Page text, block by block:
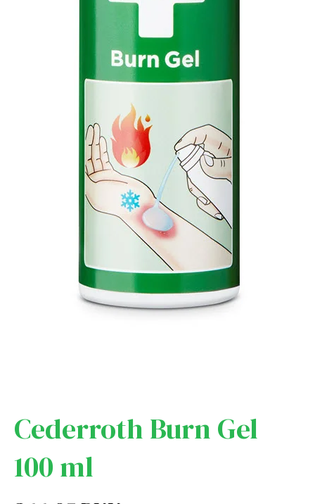
Cederroth Burn Gel
100 ml